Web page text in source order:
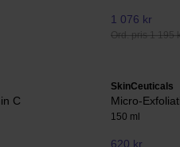
1 076 kr
Ord. pris 1 195
C
SkinCeuticals
Micro-
150 ml
620 kr